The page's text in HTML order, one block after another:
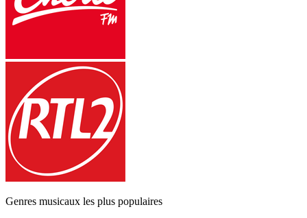
Genres musicaux les plus populaires